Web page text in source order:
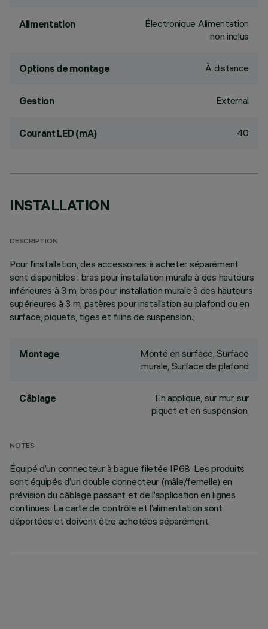
Alimentation
Électronique Alimentation
non inclus
Options de montage À distance
Gestion External
Courant LED (mA) 40
INSTALLATION
DESCRIPTION
Pour l’installation, des accessoires à acheter séparément
sont disponibles : bras pour installation murale à des hauteurs
inférieures à 3 m, bras pour installation murale à des hauteurs
supérieures à 3 m, patères pour installation au plafond ou en
surface, piquets, tiges et filins de suspension.;
Montage
Monté en surface, Surface
murale, Surface de plafond
Câblage
En applique, sur mur, sur
piquet et en suspension.
NOTES
Équipé d’un connecteur à bague filetée IP68. Les produits
sont équipés d’un double connecteur (mâle/femelle) en
prévision du câblage passant et de l’application en lignes
continues. La carte de contrôle et l’alimentation sont
déportées et doivent être achetées séparément.